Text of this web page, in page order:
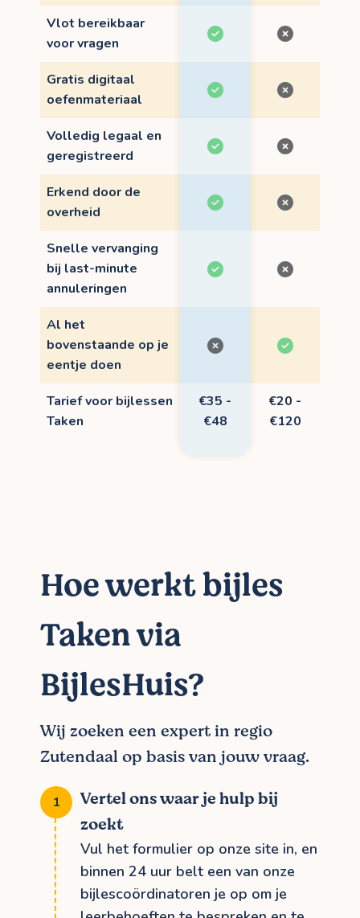
Vlot bereikbaar
voor vragen
Gratis digitaal
oefenmateriaal
Volledig legaal en
geregistreerd
Erkend door de
overheid
Snelle vervanging
bij last-minute
annuleringen
Al het
bovenstaande op je
eentje doen
Tarief voor bijlessen
Taken
€35 -
€48
€20 -
€120
Hoe werkt bijles
Taken via
BijlesHuis?
Wij zoeken een expert in regio
Zutendaal op basis van jouw vraag.
Vertel ons waar je hulp bij
zoekt
Vul het formulier op onze site in, en
binnen 24 uur belt een van onze
bijlescoördinatoren je op om je